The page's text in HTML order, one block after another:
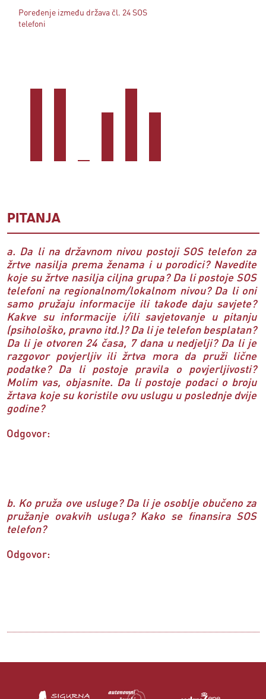
Poređenje između država čl. 24 SOS
telefoni
PITANJA
a. Da li na državnom nivou postoji SOS telefon za
žrtve nasilja prema ženama i u porodici? Navedite
koje su žrtve nasilja ciljna grupa? Da li postoje SOS
telefoni na regionalnom/lokalnom nivou? Da li oni
samo pružaju informacije ili takođe daju savjete?
Kakve su informacije i/ili savjetovanje u pitanju
(psihološko, pravno itd.)? Da li je telefon besplatan?
Da li je otvoren 24 časa, 7 dana u nedjelji? Da li je
razgovor povjerljiv ili žrtva mora da pruži lične
podatke? Da li postoje pravila o povjerljivosti?
Molim vas, objasnite. Da li postoje podaci o broju
žrtava koje su koristile ovu uslugu u poslednje dvije
godine?
Odgovor:
b. Ko pruža ove usluge? Da li je osoblje obučeno za
pružanje ovakvih usluga? Kako se finansira SOS
telefon?
Odgovor: